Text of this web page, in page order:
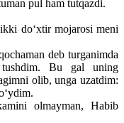
pul ham tutqazdi.
do‘xtir mojarosi meni
deb turganimda
tushdim. Bu gal uning
olib, unga uzatdim:
olmayman, Habib